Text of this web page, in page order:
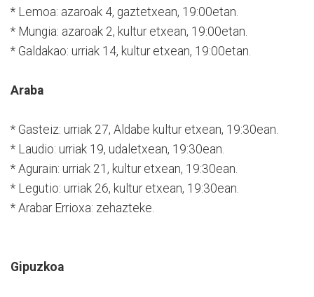
* Lemoa: azaroak 4, gaztetxean, 19:00etan.
* Mungia: azaroak 2, kultur etxean, 19:00etan.
* Galdakao: urriak 14, kultur etxean, 19:00etan.
Araba
* Gasteiz: urriak 27, Aldabe kultur etxean, 19:30ean.
* Laudio: urriak 19, udaletxean, 19:30ean.
* Agurain: urriak 21, kultur etxean, 19:30ean.
* Legutio: urriak 26, kultur etxean, 19:30ean.
* Arabar Errioxa: zehazteke.
Gipuzkoa